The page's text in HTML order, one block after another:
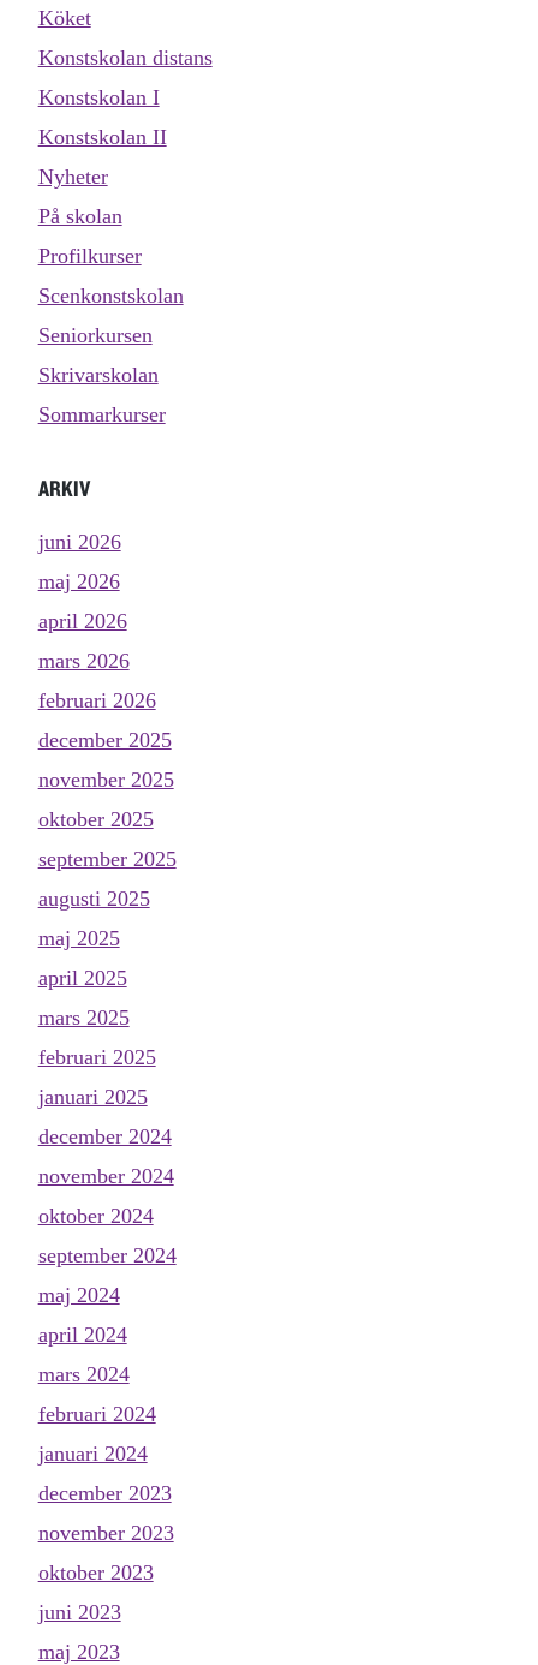
Köket
Konstskolan distans
Konstskolan I
Konstskolan II
Nyheter
På skolan
Profilkurser
Scenkonstskolan
Seniorkursen
Skrivarskolan
Sommarkurser
ARKIV
juni 2026
maj 2026
april 2026
mars 2026
februari 2026
december 2025
november 2025
oktober 2025
september 2025
augusti 2025
maj 2025
april 2025
mars 2025
februari 2025
januari 2025
december 2024
november 2024
oktober 2024
september 2024
maj 2024
april 2024
mars 2024
februari 2024
januari 2024
december 2023
november 2023
oktober 2023
juni 2023
maj 2023